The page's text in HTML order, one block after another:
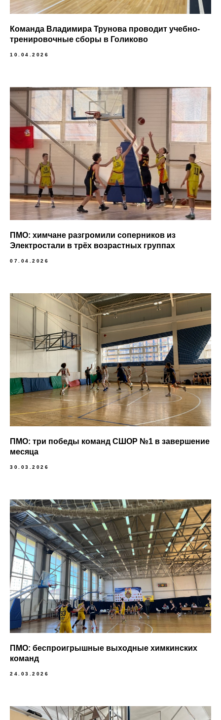
Команда Владимира Трунова проводит учебно-
тренировочные сборы в Голиково
10.04.2026
ПМО: химчане разгромили соперников из
Электростали в трёх возрастных группах
07.04.2026
ПМО: три победы команд СШОР №1 в завершение
месяца
30.03.2026
ПМО: беспроигрышные выходные химкинских
команд
24.03.2026